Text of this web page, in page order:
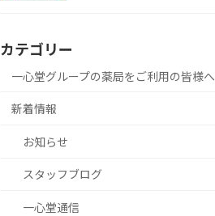
カテゴリー
一心堂グループの薬局をご利用の皆様へ
新着情報
お知らせ
スタッフブログ
一心堂通信